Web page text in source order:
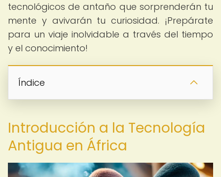
tecnológicos de antaño que sorprenderán tu
mente y avivarán tu curiosidad. ¡Prepárate
para un viaje inolvidable a través del tiempo
y el conocimiento!
Índice
Introducción a la Tecnología
Antigua en África